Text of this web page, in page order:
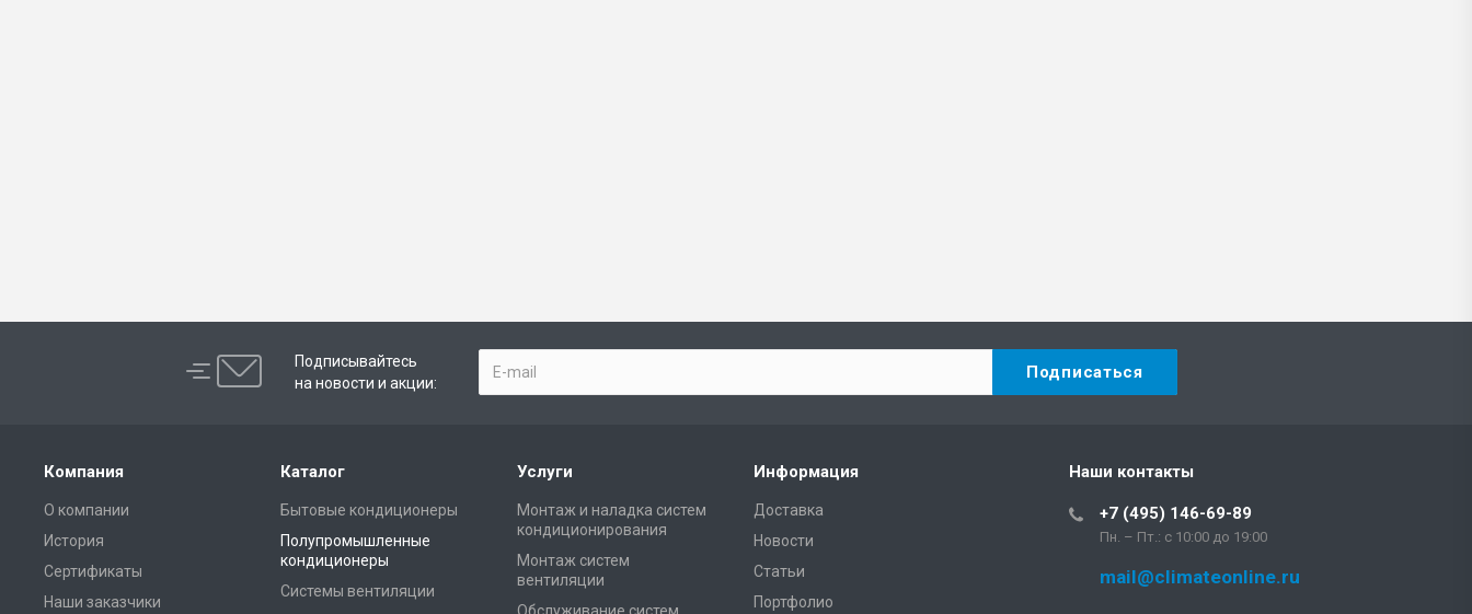
Подписывайтесь
на новости и акции:
Компания
О компании
История
Сертификаты
Наши заказчики
Каталог
Бытовые кондиционеры
Полупромышленные
кондиционеры
Системы вентиляции
Услуги
Монтаж и наладка систем
кондиционирования
Монтаж систем
вентиляции
Информация
Доставка
Новости
Статьи
Портфолио
Наши контакты
+7 (495) 146-69-89
Пн. – Пт.: с 10:00 до 19:00
mail@climateonline.ru